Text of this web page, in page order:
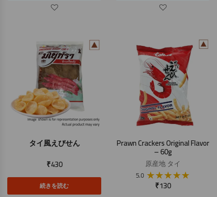
タイ風えびせん
₹430
続きを読む
Prawn Crackers Original Flavor
– 60g
原産地タイ
5.0 ★★★★★
₹130